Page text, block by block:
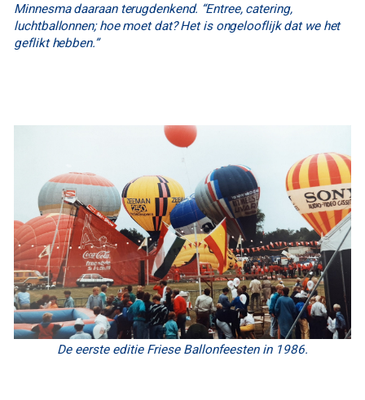
Minnesma daaraan terugdenkend. “Entree, catering,
luchtballonnen; hoe moet dat? Het is ongelooflijk dat we het
geflikt hebben.”
De eerste editie Friese Ballonfeesten in 1986.